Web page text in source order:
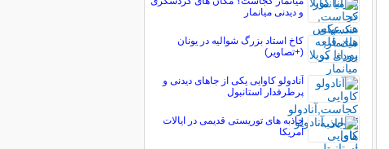
و دیدنی میانمار
کاخ استاد بزرگ شوالیه در یونان
(+تصاویر)
آنادولو کاوایی یکی از جاهای دیدنی و
پرطرفدار استانبول
جاذبه های توریستی قدیمی در ایالات
آمریکا